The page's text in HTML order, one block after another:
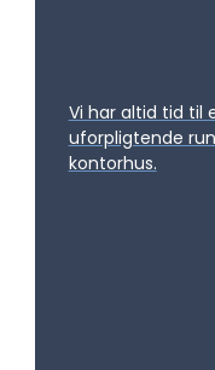
Vi har altid tid til
uforpligtende
kontorhus.